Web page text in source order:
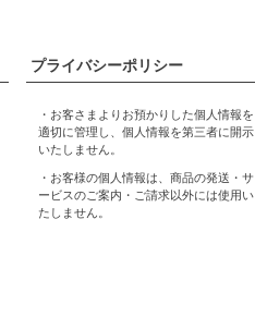
プライバシーポリシー
・お客さまよりお預かりした個人情報を
適切に管理し、個人情報を第三者に開示
いたしません。
・お客様の個人情報は、商品の発送・サ
ービスのご案内・ご請求以外には使用い
たしません。